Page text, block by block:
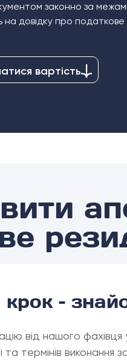
законно за
довідку про
вартість
–
від нашого
термінів виконання